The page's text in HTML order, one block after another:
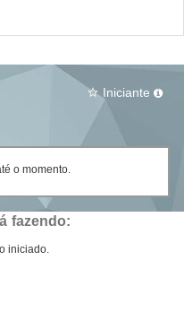
star_border Iniciante
o momento.
fazendo:
iniciado.